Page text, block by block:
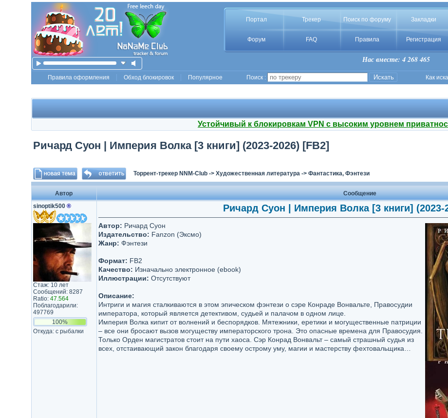
Портал Трекер Поиск по форуму Закладки
Форум FAQ Правила Регистрация
Нас вместе: 4 268 465
Правила оформления Обход блокировок Популярное Поиск : Как
Устойчивый к блокировкам VPN с высоким уровнем
Ричард Суон | Империя Волка [3 книги] (2023-2026) [FB2]
Торрент-трекер NNM-Club-> Художественная литература-> Фантастика, Фэнтези
Автор
Сообщение
sinoptik500 ®
Стаж: 10 лет
Сообщений: 8287
Ratio: 47.564
Поблагодарили:
497769
100%
Откуда: с рыбалки
Ричард Суон | Империя Волка [3 книги] (2023-
Автор: Ричард Суон
Издательство: Fanzon (Эксмо)
Жанр: Фэнтези
Формат: FB2
Качество: Изначально электронное (ebook)
Иллюстрации: Отсутствуют
Описание:
Интриги и магия сталкиваются в этом эпическом фэнтези о сэре Конраде Вонвальте, Правосудии
императора, который является детективом, судьей и палачом в одном лице.
Империя Волка кипит от волнений и беспорядков. Мятежники, еретики и могущественные патриции
– все они бросают вызов могуществу императорского трона. Это опасные времена для Правосудия.
Только Орден магистратов стоит на пути хаоса. Сэр Конрад Вонвальт – самый страшный судья из
всех, отстаивающий закон благодаря своему острому уму, магии и мастерству фехтовальщика…